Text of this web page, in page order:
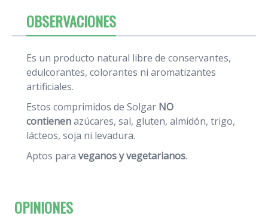
OBSERVACIONES
Es un producto natural libre de conservantes,
edulcorantes, colorantes ni aromatizantes
artificiales.
Estos comprimidos de Solgar NO
contienenazúcares, sal, gluten, almidón, trigo,
lácteos, soja ni levadura.
Aptos para veganos y vegetarianos.
OPINIONES